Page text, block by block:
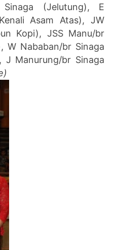
(Jelutung), E
Asam Atas), JW
Kopi), JSS Manu/br
W Nababan/br Sinaga
J Manurung/br Sinaga